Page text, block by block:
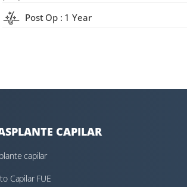
Post Op : 1 Year
CAPILAR
capilar
Capilar FUE